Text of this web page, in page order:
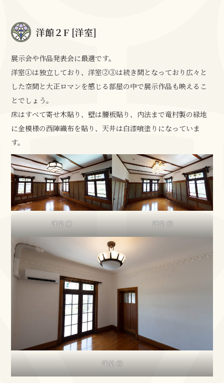
洋館２F [洋室]
展示会や作品発表会に最適です。
洋室①は独立しており、洋室②③は続き間となっており広々と
した空間と大正ロマンを感じる部屋の中で展示作品も映えるこ
とでしょう。
床はすべて寄せ木貼り、壁は腰板貼り、内法まで竜村製の緑地
に金模様の西陣織布を貼り、天井は白漆喰塗りになっていま
す。
洋室 ① 洋室 ②
洋室 ③